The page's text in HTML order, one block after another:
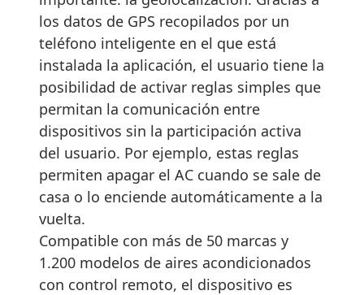
los datos de GPS recopilados por un
teléfono inteligente en el que está
instalada la aplicación, el usuario tiene la
posibilidad de activar reglas simples que
permitan la comunicación entre
dispositivos sin la participación activa
del usuario. Por ejemplo, estas reglas
permiten apagar el AC cuando se sale de
casa o lo enciende automáticamente a la
vuelta.
Compatible con más de 50 marcas y
1.200 modelos de aires acondicionados
con control remoto, el dispositivo es